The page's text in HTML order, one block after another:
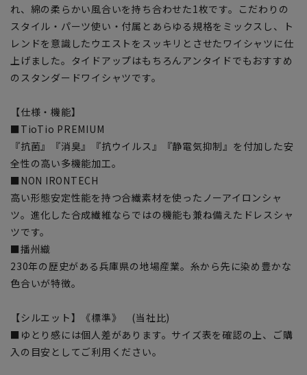
れ、綿の柔らかい風合いを持ち合わせた1枚です。こだわりの
スタイル・パーツ使い・付属とあらゆる規格をミックスし、ト
レンドを意識したウエストをスッキリとさせたワイシャツに仕
上げました。タイドアップはもちろんアンタイドでもおすすめ
のスタンダードワイシャツです。
【仕様・機能】
■TioTio PREMIUM
『抗菌』『消臭』『抗ウイルス』『静電気抑制』を付加した安
全性の高い多機能加工。
■NON IRONTECH
高い形態安定性能を持つ合繊素材を使ったノーアイロンシャ
ツ。進化した合成繊維ならではの機能も兼ね備えたドレスシャ
ツです。
■播州織
230年の歴史がある兵庫県の地場産業。糸から先に染め豊かな
色合いが特徴。
【シルエット】《標準》 (当社比)
■ゆとり感には個人差があります。サイズ表を確認の上、ご購
入の目安としてご利用ください。